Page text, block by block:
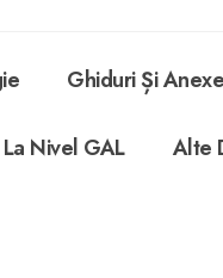
Ghiduri Și Anexe
Nivel GAL Alte